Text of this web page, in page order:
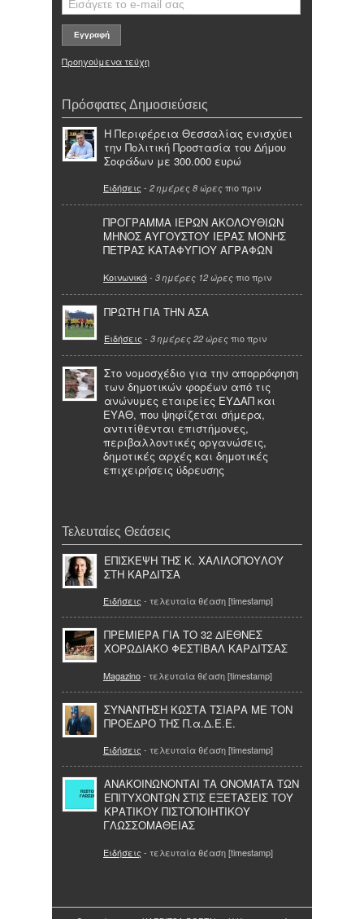
Προηγούμενα τεύχη
Πρόσφατες Δημοσιεύσεις
Η Περιφέρεια Θεσσαλίας ενισχύει
την Πολιτική Προστασία του Δήμου
Σοφάδων με 300.000 ευρώ
Ειδήσεις - 2 ημέρες 8 ώρες πιο πριν
ΠΡΟΓΡΑΜΜΑ ΙΕΡΩΝ ΑΚΟΛΟΥΘΙΩΝ
ΜΗΝΟΣ ΑΥΓΟΥΣΤΟΥ ΙΕΡΑΣ ΜΟΝΗΣ
ΠΕΤΡΑΣ ΚΑΤΑΦΥΓΙΟΥ ΑΓΡΑΦΩΝ
Κοινωνικά- 3 ημέρες 12 ώρες πιο πριν
ΠΡΩΤΗ ΓΙΑ ΤΗΝ ΑΣΑ
Ειδήσεις - 3 ημέρες 22 ώρες πιο πριν
Στο νομοσχέδιο για την απορρόφηση
των δημοτικών φορέων από τις
ανώνυμες εταιρείες ΕΥΔΑΠ και
ΕΥΑΘ, που ψηφίζεται σήμερα,
αντιτίθενται επιστήμονες,
περιβαλλοντικές οργανώσεις,
δημοτικές αρχές και δημοτικές
επιχειρήσεις ύδρευσης
Τελευταίες Θεάσεις
ΕΠΙΣΚΕΨΗ ΤΗΣ Κ. ΧΑΛΙΛΟΠΟΥΛΟΥ
ΣΤΗ ΚΑΡΔΙΤΣΑ
Ειδήσεις - τελευταία θέαση [timestamp]
ΠΡΕΜΙΕΡΑ ΓΙΑ ΤΟ 32 ΔΙΕΘΝΕΣ
ΧΟΡΩΔΙΑΚΟ ΦΕΣΤΙΒΑΛ ΚΑΡΔΙΤΣΑΣ
Magazino- τελευταία θέαση [timestamp]
ΣΥΝΑΝΤΗΣΗ ΚΩΣΤΑ ΤΣΙΑΡΑ ΜΕ ΤΟΝ
ΠΡΟΕΔΡΟ ΤΗΣ Π.α.Δ.Ε.Ε.
Ειδήσεις - τελευταία θέαση [timestamp]
ΑΝΑΚΟΙΝΩΝΟΝΤΑΙ ΤΑ ΟΝΟΜΑΤΑ ΤΩΝ
ΕΠΙΤΥΧΟΝΤΩΝ ΣΤΙΣ ΕΞΕΤΑΣΕΙΣ ΤΟΥ
ΚΡΑΤΙΚΟΥ ΠΙΣΤΟΠΟΙΗΤΙΚΟΥ
ΓΛΩΣΣΟΜΑΘΕΙΑΣ
Ειδήσεις - τελευταία θέαση [timestamp]